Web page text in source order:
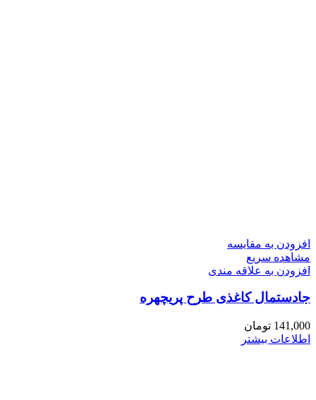
افزودن به مقایسه
مشاهده سریع
افزودن به علاقه مندی
جادستمال کاغذی طرح پریچهره
141,000 تومان
اطلاعات بیشتر